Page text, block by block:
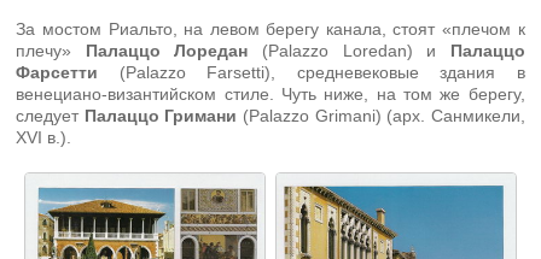
За мостом Риальто, на левом берегу канала, стоят «плечом к
плечу» Палаццо Лоредан (Palazzo Loredan) и Палаццо
Фарсетти (Palazzo Farsetti), средневековые здания в
венециано-византийском стиле. Чуть ниже, на том же берегу,
следует Палаццо Гримани (Palazzo Grimani) (арх. Санмикели,
XVI в.).